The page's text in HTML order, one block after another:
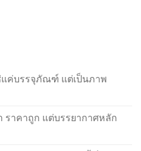
แค่บรรจุภัณฑ์ แต่เป็นภาพ
าคาถูก แต่บรรยากาศหลัก